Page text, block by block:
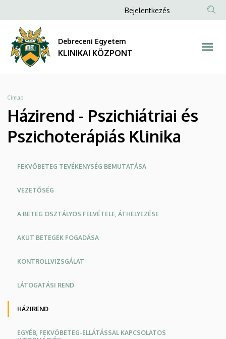
Pszichiátriai
Pszichoterápiás
Klinika
a
tartalomra
Anonim
fiók
menüje
Bejelentkezés
Debreceni Egyetem
KLINIKAI KÖZPONT
Morzsa
Címlap
Házirend - Pszichiátriai és
Pszichoterápiás Klinika
Oldalmenü
FEKVŐBETEG TEVÉKENYSÉG BEMUTATÁSA
VEZETŐSÉG
A BETEG OSZTÁLYOS FELVÉTELE, ÁTHELYEZÉSE
AKUT BETEGEK FOGADÁSA
KONTROLLVIZSGÁLAT
LÁTOGATÁSI REND
HÁZIREND
EGYÉB, FEKVŐBETEG-ELLÁTÁSSAL KAPCSOLATOS